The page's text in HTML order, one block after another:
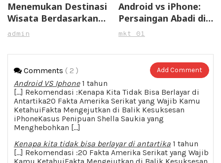
Menemukan Destinasi
Wisata Berdasarkan
Zodiak Anda
admin
Android vs iPhone:
Persaingan Abadi di
Dunia Smartphone
mkt 01
Comments ( 2 ) Add Comment
Android VS Iphone 1 tahun
[…] Rekomendasi :Kenapa Kita Tidak Bisa Berlayar di
Antartika20 Fakta Amerika Serikat yang Wajib Kamu
KetahuiFakta Mengejutkan di Balik Kesuksesan
iPhoneKasus Penipuan Shella Saukia yang
Menghebohkan […]
Kenapa kita tidak bisa berlayar di antartika 1 tahun
[…] Rekomendasi :20 Fakta Amerika Serikat yang Wajib